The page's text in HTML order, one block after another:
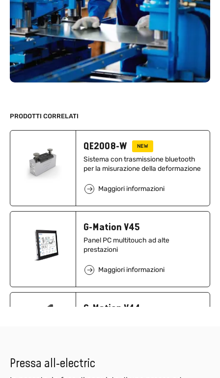
PRODOTTI CORRELATI
QE2008-W NEW
Sistema con trasmissione bluetooth
per la misurazione della deformazione
Maggiori informazioni
G-Mation V45
Panel PC multitouch ad alte
prestazioni
Maggiori informazioni
G-Mation V44
Pressa all-electric